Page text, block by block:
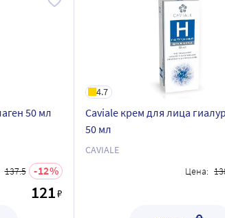
50 мл
137.5 12
121₽
4.7
Caviale крем для лица
50 мл
CAVIALE
Цена: